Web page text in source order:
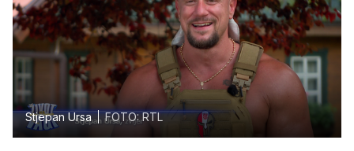
Stjepan Ursa FOTO: RTL